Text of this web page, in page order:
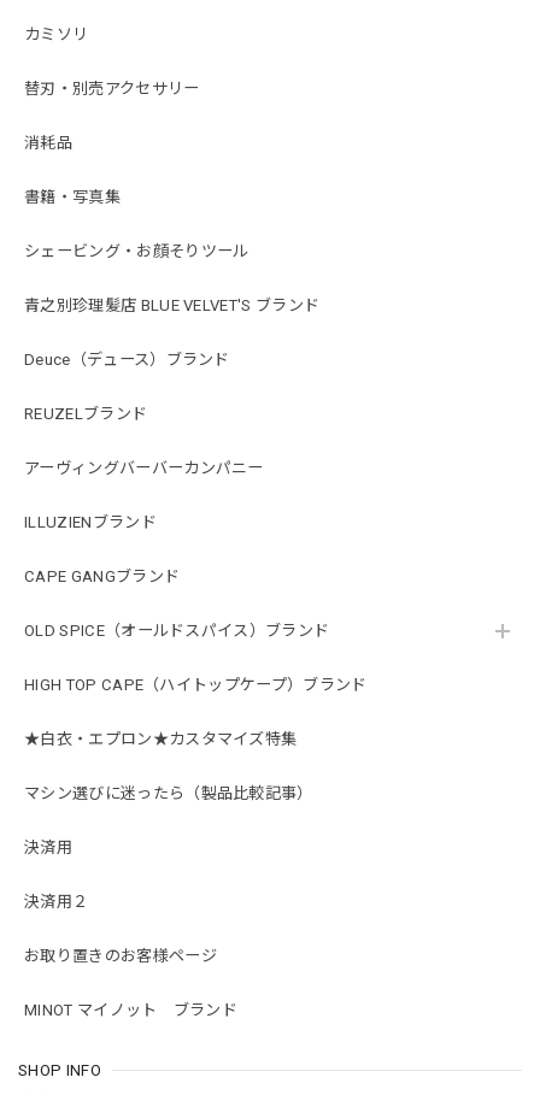
カミソリ
替刃・別売アクセサリー
消耗品
書籍・写真集
シェービング・お顔そりツール
青之別珍理髪店 BLUE VELVET'S ブランド
Deuce（デュース）ブランド
REUZELブランド
アーヴィングバーバーカンパニー
ILLUZIENブランド
CAPE GANGブランド
OLD SPICE（オールドスパイス）ブランド
HIGH TOP CAPE（ハイトップケープ）ブランド
★白衣・エプロン★カスタマイズ特集
マシン選びに迷ったら（製品比較記事）
決済用
決済用２
お取り置きのお客様ページ
MINOT マイノット ブランド
SHOP INFO